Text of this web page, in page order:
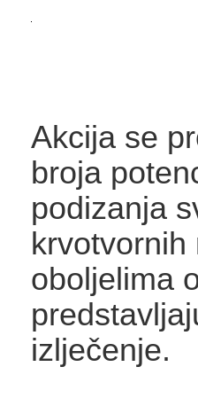
Akcija se
broja
podizanja
krvotvornih
oboljelima
izlječenje.